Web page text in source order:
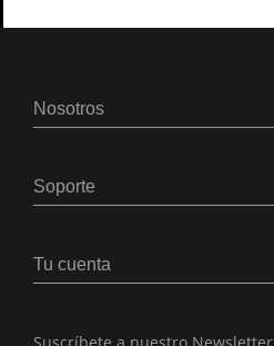
Nosotros
Soporte
Tu cuenta